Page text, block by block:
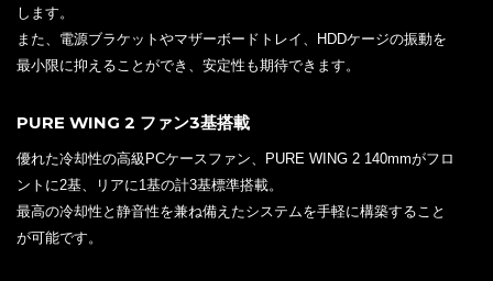
します。
また、電源ブラケットやマザーボードトレイ、HDDケージの振動を
最小限に抑えることができ、安定性も期待できます。
PURE WING 2 ファン3基搭載
優れた冷却性の高級PCケースファン、PURE WING 2 140mmがフロ
ントに2基、リアに1基の計3基標準搭載。
最高の冷却性と静音性を兼ね備えたシステムを手軽に構築すること
が可能です。